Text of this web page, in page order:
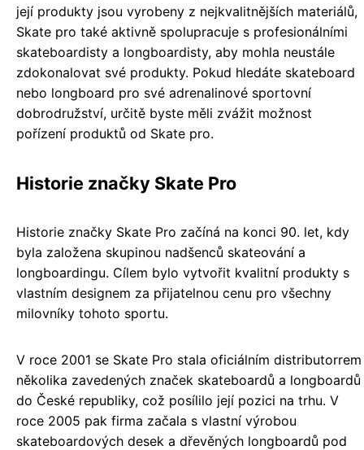
její produkty jsou vyrobeny z nejkvalitnějších materiálů,
Skate pro také aktivně spolupracuje s profesionálními
skateboardisty a longboardisty, aby mohla neustále
zdokonalovat své produkty. Pokud hledáte skateboard
nebo longboard pro své adrenalinové sportovní
dobrodružství, určitě byste měli zvážit možnost
pořízení produktů od Skate pro.
Historie značky Skate Pro
Historie značky Skate Pro začíná na konci 90. let, kdy
byla založena skupinou nadšenců skateování a
longboardingu. Cílem bylo vytvořit kvalitní produkty s
vlastním designem za přijatelnou cenu pro všechny
milovníky tohoto sportu.
V roce 2001 se Skate Pro stala oficiálním distributorrem
několika zavedených značek skateboardů a longboardů
do České republiky, což posílilo její pozici na trhu. V
roce 2005 pak firma začala s vlastní výrobou
skateboardových desek a dřevěných longboardů pod